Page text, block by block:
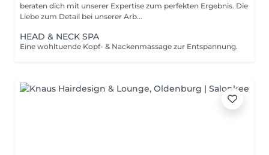
beraten dich mit unserer Expertise zum perfekten Ergebnis. Die
Liebe zum Detail bei unserer Arb...
HEAD & NECK SPA
Eine wohltuende Kopf- & Nackenmassage zur Entspannung.